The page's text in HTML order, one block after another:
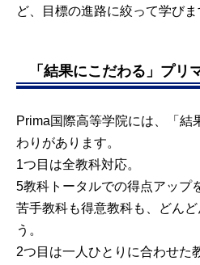
ど、目標の進路に絞って学びま
「結果にこだわる」プリ
Prima国際高等学院には、「結
わりがあります。
1つ目は全教科対応。
5教科トータルでの得点アップ
苦手教科も得意教科も、どん
う。
2つ目は一人ひとりに合わせた